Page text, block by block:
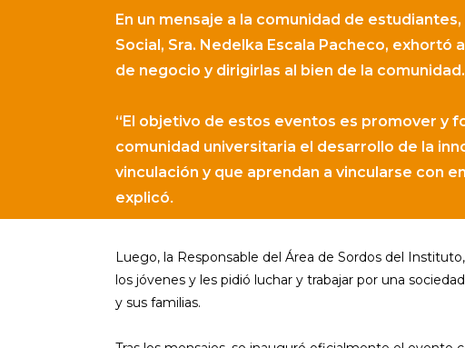
En un mensaje a la comunidad de
Social, Sra. Nedelka Escala Pacheco, exhortó
de negocio y dirigirlas al bien de la comunidad.
“El objetivo de estos eventos es promover y
comunidad universitaria el desarrollo de la
vinculación y que aprendan a vincularse con
explicó.
Luego, la Responsable del Área de Sordos del
los jóvenes y les pidió luchar y trabajar por una
y sus familias.